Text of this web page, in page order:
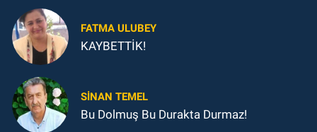
FATMA ULUBEY
KAYBETTİK!
SINAN TEMEL
Bu Dolmuş Bu Durakta Durmaz!